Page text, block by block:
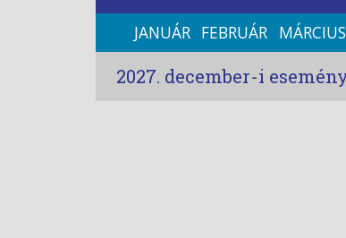
JANUÁR FEBRUÁR MÁRCIUS
2027. december-i